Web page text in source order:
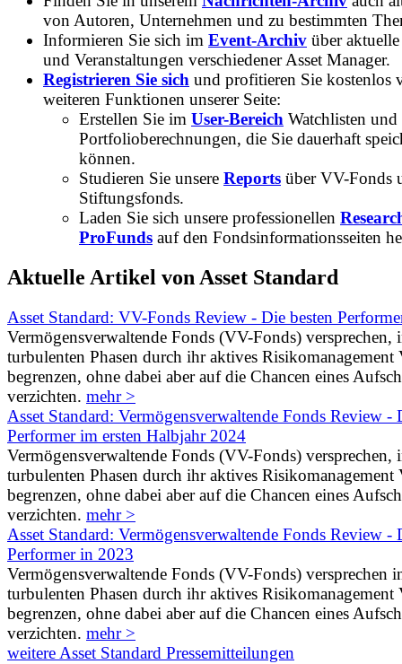
von Autoren, Unternehmen und zu bestimmten
Informieren Sie sich im Event-Archiv über
und Veranstaltungen verschiedener Asset Manager.
Registrieren Sie sich und profitieren Sie kostenlos
weiteren Funktionen unserer Seite:
Erstellen Sie im User-Bereich Watchlisten und
Portfolioberechnungen, die Sie dauerhaft
können.
Studieren Sie unsere Reports über VV-Fonds
Stiftungsfonds.
Laden Sie sich unsere professionellen
ProFunds auf den Fondsinformationsseiten
Aktuelle Artikel von Asset Standard
Asset Standard: VV-Fonds Review - Die besten
Vermögensverwaltende Fonds (VV-Fonds) versprechen,
turbulenten Phasen durch ihr aktives Risikomanagement
begrenzen, ohne dabei aber auf die Chancen eines
verzichten. mehr >
Asset Standard: Vermögensverwaltende Fonds Review -
Performer im ersten Halbjahr 2024
Vermögensverwaltende Fonds (VV-Fonds) versprechen,
turbulenten Phasen durch ihr aktives Risikomanagement
begrenzen, ohne dabei aber auf die Chancen eines
verzichten. mehr >
Asset Standard: Vermögensverwaltende Fonds Review -
Performer in 2023
Vermögensverwaltende Fonds (VV-Fonds) versprechen
turbulenten Phasen durch ihr aktives Risikomanagement
begrenzen, ohne dabei aber auf die Chancen eines
verzichten. mehr >
weitere Asset Standard Pressemitteilungen